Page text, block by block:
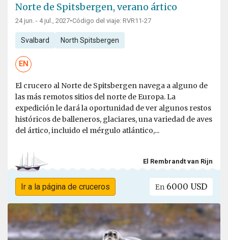
Norte de Spitsbergen, verano ártico
24 jun. - 4 jul., 2027•Código del viaje: RVR11-27
Svalbard North Spitsbergen
EN
El crucero al Norte de Spitsbergen navega a alguno de
las más remotos sitios del norte de Europa. La
expedición le dará la oportunidad de ver algunos restos
históricos de balleneros, glaciares, una variedad de aves
del ártico, incluido el mérgulo atlántico,...
El Rembrandt van Rijn
Ir a la página de cruceros En 6000 USD